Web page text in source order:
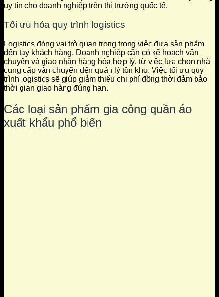
uy tín cho doanh nghiệp trên thị trường quốc tế.
Tối ưu hóa quy trình logistics
Logistics đóng vai trò quan trọng trong việc đưa sản phẩm
đến tay khách hàng. Doanh nghiệp cần có kế hoạch vận
chuyển và giao nhận hàng hóa hợp lý, từ việc lựa chọn nhà
cung cấp vận chuyển đến quản lý tồn kho. Việc tối ưu quy
trình logistics sẽ giúp giảm thiểu chi phí đồng thời đảm bảo
thời gian giao hàng đúng hạn.
Các loại sản phẩm gia công quần áo
xuất khẩu phổ biến